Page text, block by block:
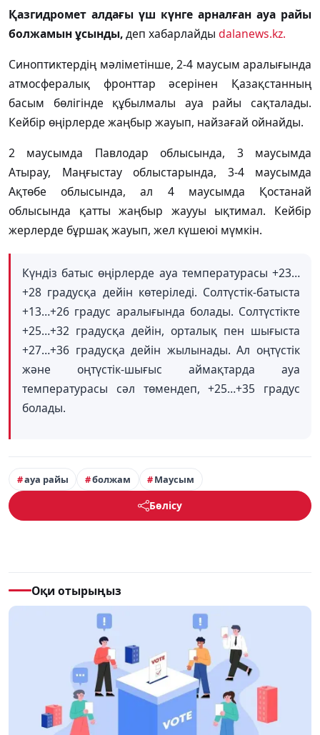
Қазгидромет алдағы үш күнге арналған ауа райы
болжамын ұсынды,деп хабарлайды dalanews.kz.
Синоптиктердің мәліметінше, 2-4 маусым аралығында
атмосфералық фронттар әсерінен Қазақстанның
басым бөлігінде құбылмалы ауа райы сақталады.
Кейбір өңірлерде жаңбыр жауып, найзағай ойнайды.
2 маусымда Павлодар облысында, 3 маусымда
Атырау, Маңғыстау облыстарында, 3-4 маусымда
Ақтөбе облысында, ал 4 маусымда Қостанай
облысында қатты жаңбыр жаууы ықтимал. Кейбір
жерлерде бұршақ жауып, жел күшеюі мүмкін.
Күндіз батыс өңірлерде ауа температурасы +23…
+28 градусқа дейін көтеріледі. Солтүстік-батыста
+13…+26 градус аралығында болады. Солтүстікте
+25…+32 градусқа дейін, орталық пен шығыста
+27…+36 градусқа дейін жылынады. Ал оңтүстік
және оңтүстік-шығыс аймақтарда ауа
температурасы сәл төмендеп, +25…+35 градус
болады.
ауа райы болжам Маусым
Бөлісу
Оқи отырыңыз